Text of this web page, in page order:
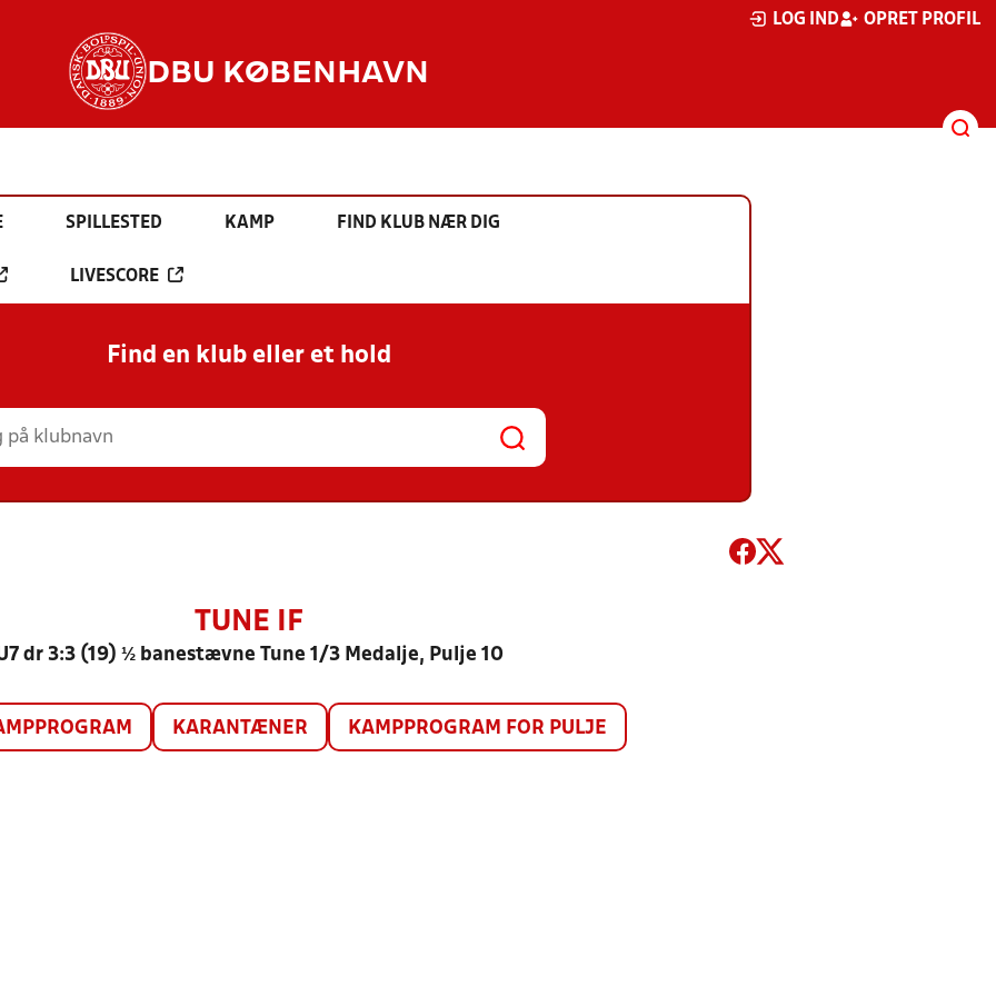
LOG IND OPRET PROFIL
DBU KØBENHAVN
SPILLESTED KAMP FIND KLUB NÆR DIG
LIVESCORE
Find en klub eller et hold
TUNE IF
dr 3:3 (19) ½ banestævne Tune 1/3 Medalje, Pulje 10
KARANTÆNER KAMPPROGRAM FOR PULJE